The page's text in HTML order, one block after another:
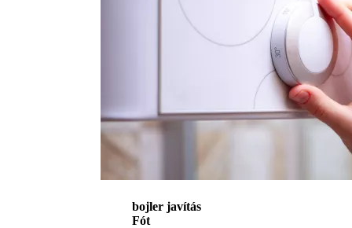
bojler javítás
Fót